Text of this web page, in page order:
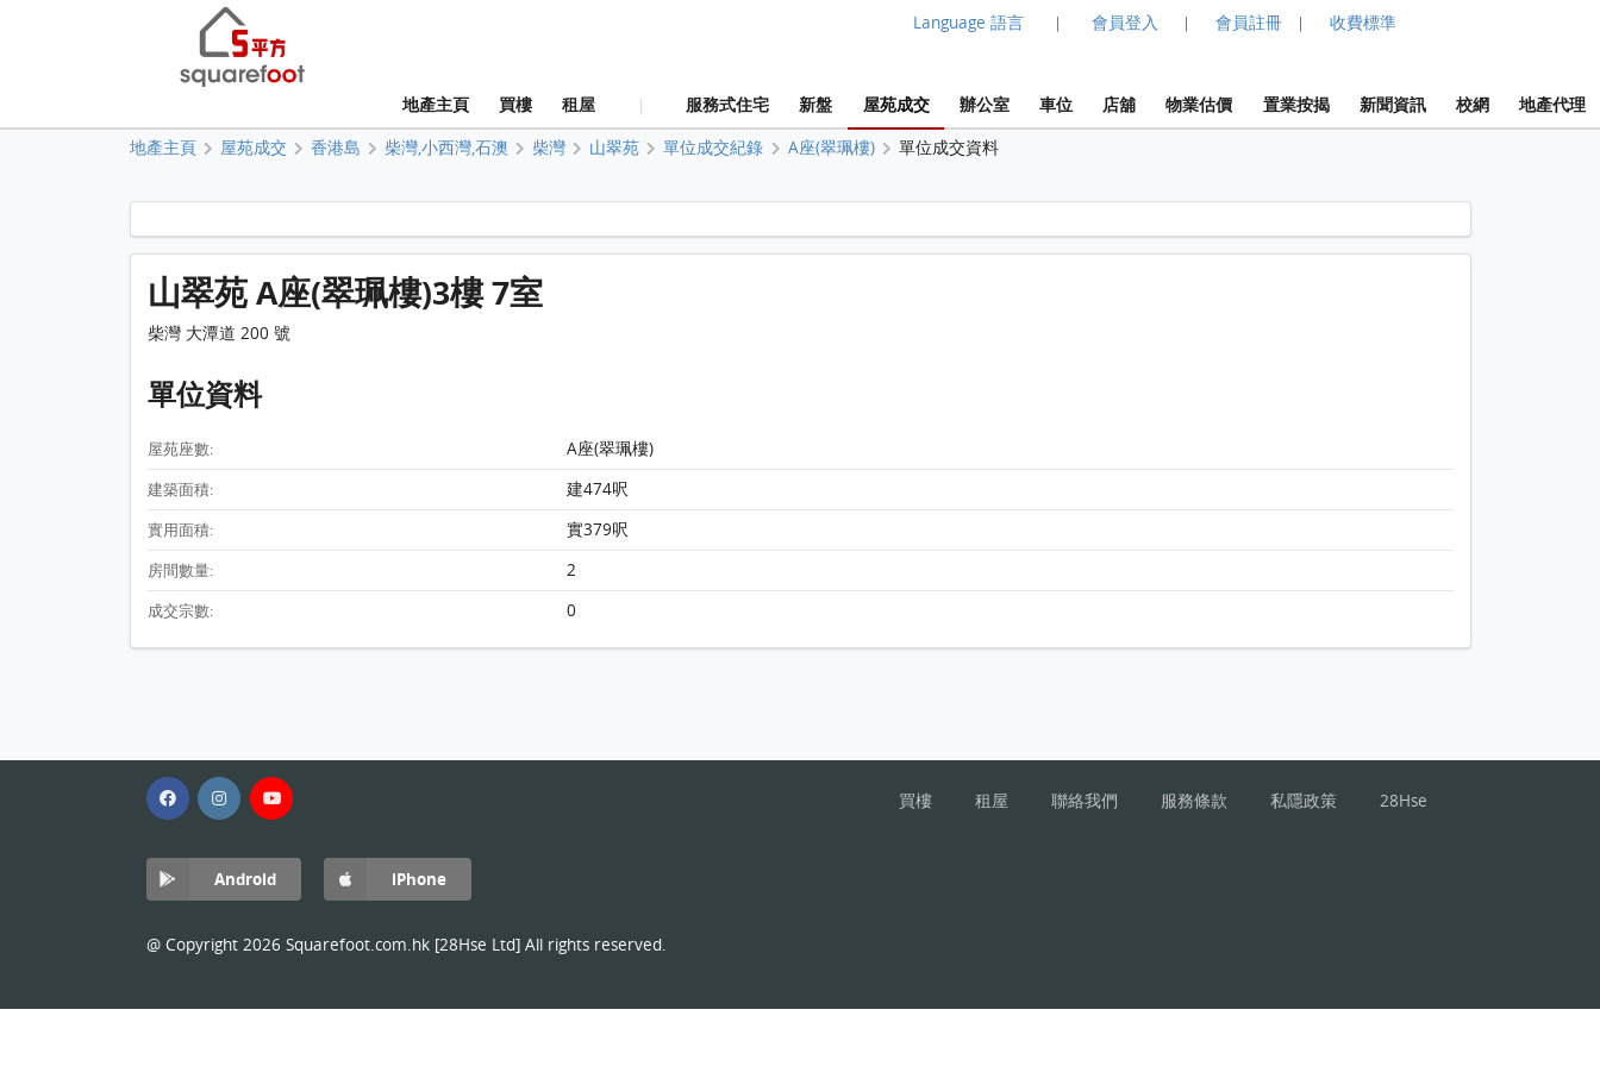
Language 語言 | 會員登入 | 會員註冊 | 收費標準
地產主頁 買樓 租屋 | 服務式住宅 新盤 屋苑成交 辦公室 車位 店舖 物業估價 置業按揭 新聞資訊 校網 地產代理
地產主頁 屋苑成交 香港島 柴灣,小西灣,石澳 柴灣 山翠苑 單位成交紀錄 A座(翠珮樓) 單位成交資料
山翠苑 A座(翠珮樓)3樓 7室 平面圖
山翠苑 A座(翠珮樓)3樓 7室
柴灣 大潭道 200 號
單位資料
屋苑座數: A座(翠珮樓)
建築面積: 建474呎
實用面積: 實379呎
房間數量: 2
成交宗數: 0
買樓 租屋 聯絡我們 服務條款 私隱政策 28Hse
Android iPhone
@ Copyright 2026 Squarefoot.com.hk [28Hse Ltd] All rights reserved.